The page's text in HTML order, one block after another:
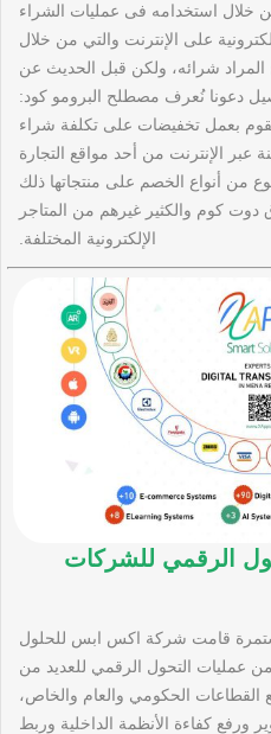
خلال استخدامه فى عمليات الشراء
على الإنترنت والتي من خلال
شرائه، ولكن قبل الحديث عن
دعونا نُعرف مصطلح البرومو كود:
بعمل تخفيضات على تكلفة شراء
عبر الإنترنت من أحد مواقع التجارة
من أنواع الخصم على منتجاتها ذلك
كوم والكثير غيرهم من المتاجر
الإلكترونية المختلفة.
الرقمي للشركات
قامت شركة اكس ابس للحلول
من عمليات التحول الرقمي للعديد من
الحكومي والعام والخاص،
كفاءة الأنظمة الداخلية وربط